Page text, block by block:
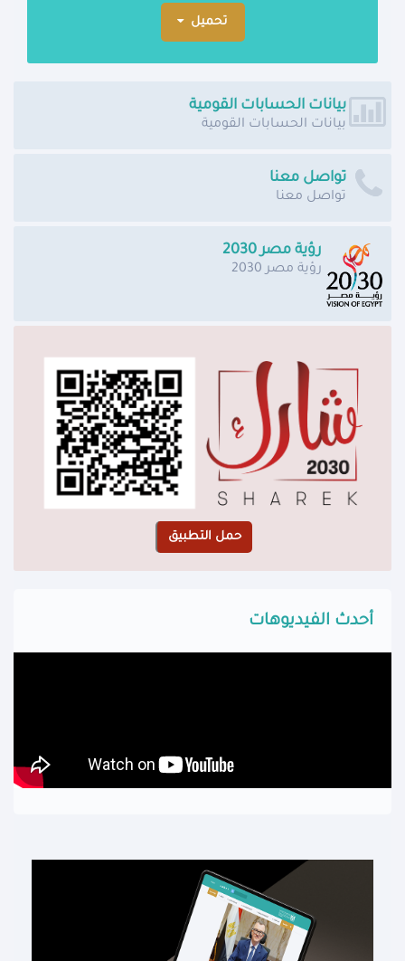
تحميل
بيانات الحسابات القومية
بيانات الحسابات القومية
تواصل معنا
تواصل معنا
رؤية مصر 2030
رؤية مصر 2030
أحدث الفيديوهات